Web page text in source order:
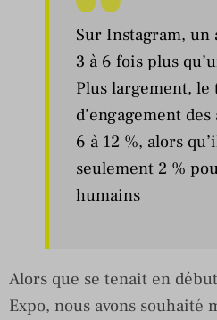
Sur Instagram, un
3 à 6 fois plus
Plus largement, le
d’engagement
6 à 12 %, alors
seulement 2 %
humains
Alors que se tenait en
Expo, nous avons souhaité